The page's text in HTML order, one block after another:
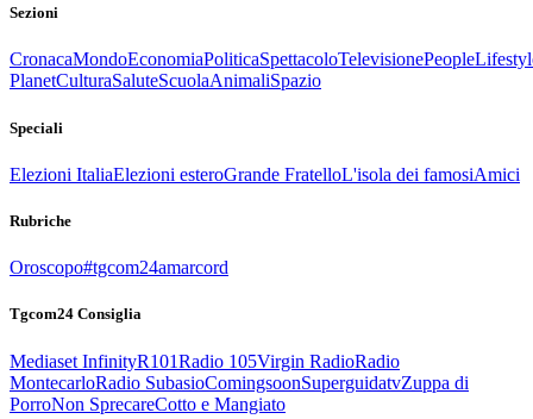
Sezioni
CronacaMondoEconomiaPoliticaSpettacoloTelevisionePeople
PlanetCulturaSaluteScuolaAnimaliSpazio
Speciali
Elezioni ItaliaElezioni esteroGrande FratelloL'isola dei famosiAmici
Rubriche
Oroscopo#tgcom24amarcord
Tgcom24 Consiglia
Mediaset InfinityR101Radio 105Virgin RadioRadio
MontecarloRadio SubasioComingsoonSuperguidatvZuppa di
PorroNon SprecareCotto e Mangiato